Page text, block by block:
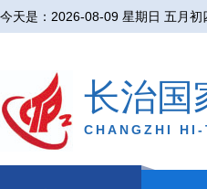
今天是： 2026-08-09 星期日 五月初
长治国
CHANGZHI